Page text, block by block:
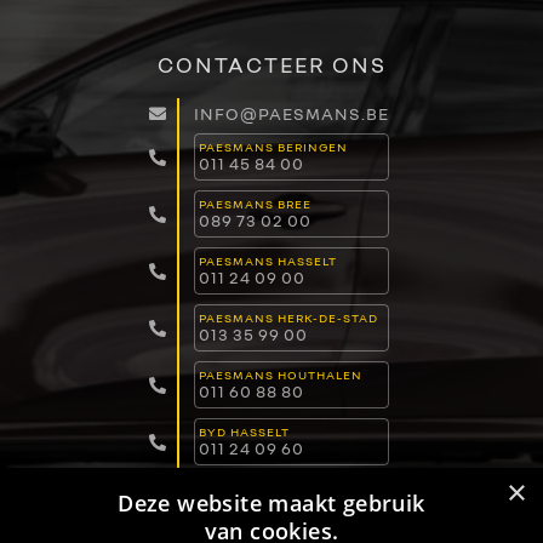
CONTACTEER ONS
INFO@PAESMANS.BE
PAESMANS BERINGEN
011 45 84 00
PAESMANS BREE
089 73 02 00
PAESMANS HASSELT
011 24 09 00
PAESMANS HERK-DE-STAD
013 35 99 00
PAESMANS HOUTHALEN
011 60 88 80
BYD HASSELT
011 24 09 60
011 15 04 00 ×
Deze website maakt gebruik
van cookies.